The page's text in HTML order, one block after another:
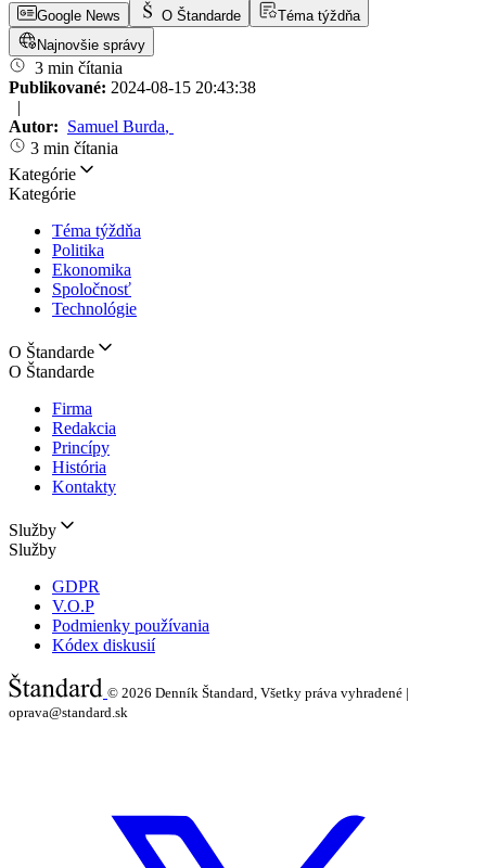
Google News O Štandarde
Téma týždňa
Najnovšie správy
3 min čítania
Publikované: 2024-08-15 20:43:38
|
Autor: Samuel Burda,
3 min čítania
Kategórie
Kategórie
Téma týždňa
Politika
Ekonomika
Spoločnosť
Technológie
O Štandarde
O Štandarde
Firma
Redakcia
Princípy
História
Kontakty
Služby
Služby
GDPR
V.O.P
Podmienky používania
Kódex diskusií
© 2026 Denník Štandard, Všetky práva vyhradené |
oprava@standard.sk